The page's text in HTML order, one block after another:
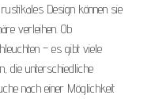
Design können sie
verleihen. Ob
– es gibt viele
die unterschiedliche
nach einer Möglichkeit